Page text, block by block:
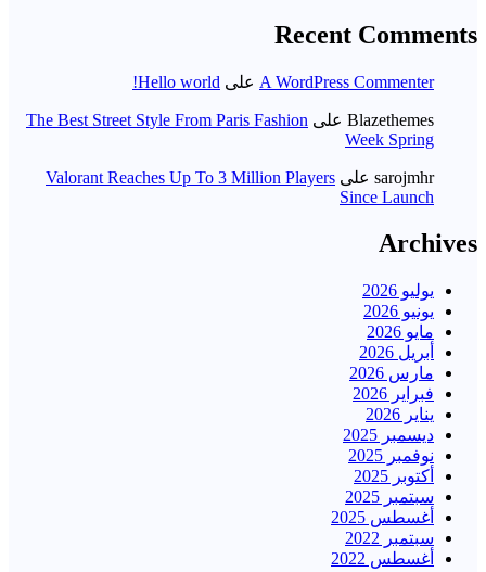
Recent Comments
A WordPress Commenter على Hello world!
Blazethemes على The Best Street Style From Paris Fashion
Week Spring
sarojmhr على Valorant Reaches Up To 3 Million Players
Since Launch
Archives
يوليو 2026
يونيو 2026
مايو 2026
أبريل 2026
مارس 2026
فبراير 2026
يناير 2026
ديسمبر 2025
نوفمبر 2025
أكتوبر 2025
سبتمبر 2025
أغسطس 2025
سبتمبر 2022
أغسطس 2022